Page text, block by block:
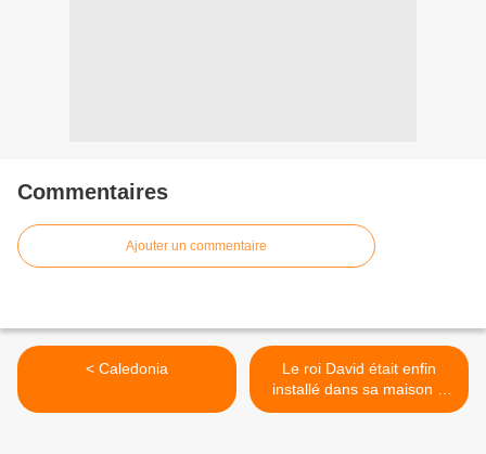
Commentaires
Ajouter un commentaire
< Caledonia
Le roi David était enfin
installé dans sa maison à
Jérusalem >